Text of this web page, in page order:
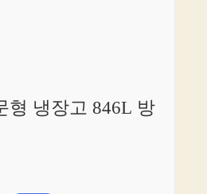
형 냉장고 846L 방